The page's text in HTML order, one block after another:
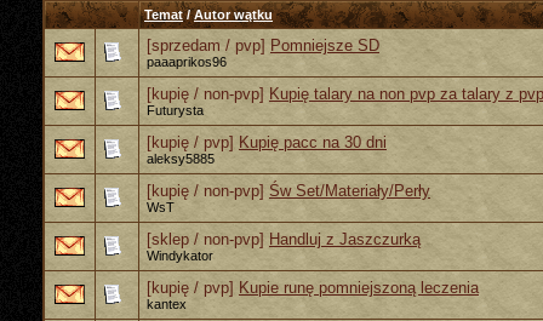
Temat/Autor wątku
[sprzedam / pvp] Pomniejsze SD
paaaprikos96
[kupię / non-pvp] Kupię talary na non pvp za talary z pvp
Futurysta
[kupię / pvp] Kupię pacc na 30 dni
aleksy5885
[kupię / non-pvp] Św Set/Materiały/Perły
WsT
[sklep / non-pvp] Handluj z Jaszczurką
Windykator
[kupię / pvp] Kupie runę pomniejszoną leczenia
kantex